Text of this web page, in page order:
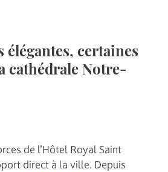
élégantes, certaines
cathédrale Notre-
de l’Hôtel Royal Saint
direct à la ville. Depuis